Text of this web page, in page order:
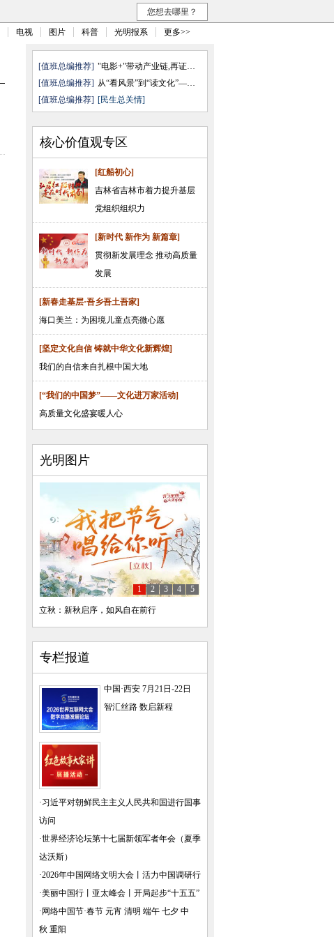
您想去哪里？
电视 图片 科普 光明报系 更多>>
[值班总编推荐]
"电影+"带动产业链,再证无可取代
[值班总编推荐]
从“看风景”到“读文化”——透 ...
[值班总编推荐] [民生总关情]
核心价值观专区
[红船初心]
吉林省吉林市着力提升基层
党组织组织力
[新时代 新作为 新篇章]
贯彻新发展理念 推动高质量
发展
[新春走基层·吾乡吾土吾家]
海口美兰：为困境儿童点亮微心愿
[坚定文化自信 铸就中华文化新辉煌]
我们的自信来自扎根中国大地
[“我们的中国梦”——文化进万家活动]
高质量文化盛宴暖人心
光明图片
立秋：新秋启序，如风自在前行
1 2 3 4 5
专栏报道
中国·西安 7月21日-22日
智汇丝路 数启新程
·习近平对朝鲜民主主义人民共和国进行国事
访问
·世界经济论坛第十七届新领军者年会（夏季
达沃斯）
·2026年中国网络文明大会
活力中国调研行
·美丽中国行 亚太峰会
开局起步“十五五”
· 网络中国节·春节 元宵 清明 端午 七夕 中
秋 重阳